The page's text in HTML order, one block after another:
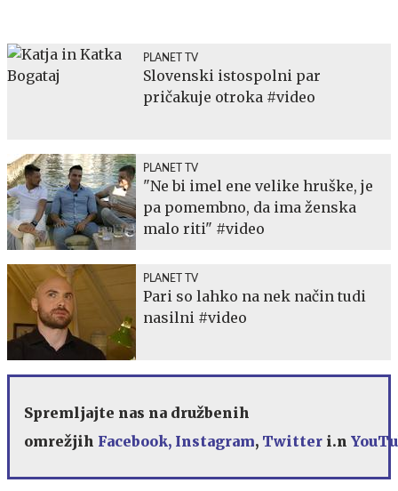
PLANET TV
Slovenski istospolni par
pričakuje otroka #video
PLANET TV
"Ne bi imel ene velike hruške, je
pa pomembno, da ima ženska
malo riti" #video
PLANET TV
Pari so lahko na nek način tudi
nasilni #video
Spremljajte nas na družbenih
omrežjih Facebook, Instagram, Twitter i.n